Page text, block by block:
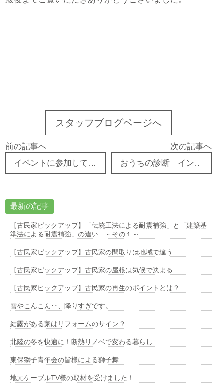
スタッフブログページへ
前の記事へ
イベントに参加してみませんか？ in東保の家
次の記事へ
おうちの診断 インスペクションを受けてみませんか？
最新の記事
【古民家ピックアップ】「伝統工法による耐震補強」と「建築基
準法による耐震補強」の違い ～その１～
【古民家ピックアップ】古民家の間取りは地域で違う
【古民家ピックアップ】古民家の屋根は気候で決まる
【古民家ピックアップ】古民家の再生のポイントとは？
雪やこんこん‥、降りすぎです。
結露がある家はリフォームのサイン？
北陸の冬を快適に！断熱リノベで変わる暮らし
東保獅子青年会の皆様による獅子舞
地元ケーブルTV様の取材を受けました！